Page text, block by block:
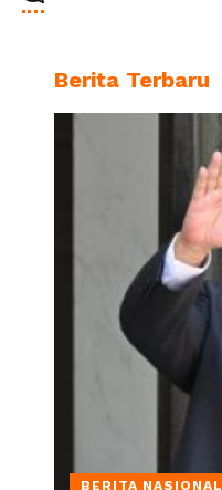
Berita Terbaru
BERITA NASIONAL